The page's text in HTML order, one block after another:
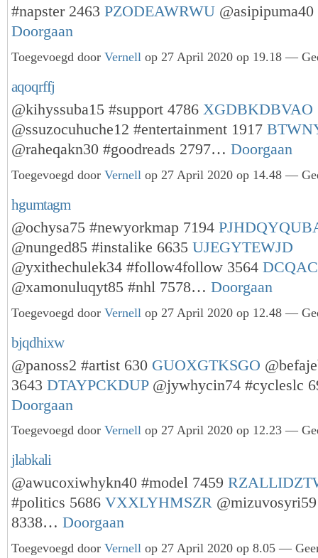
#napster 2463 PZODEAWRWU
Doorgaan
Toegevoegd door Vernell op 27 April 2020 op 19.18 —
aqoqrffj
@kihyssuba15 #support 4786 XGDBKDBVAO
@ssuzocuhuche12 #entertainment 1917
@raheqakn30 #goodreads 2797… Doorgaan
Toegevoegd door Vernell op 27 April 2020 op 14.48 —
hgumtagm
@ochysa75 #newyorkmap 7194
@nunged85 #instalike 6635 UJEGYTEWJD
@yxithechulek34 #follow4follow 3564
@xamonuluqyt85 #nhl 7578… Doorgaan
Toegevoegd door Vernell op 27 April 2020 op 12.48 —
bjqdhixw
@panoss2 #artist 630 GUOXGTKSGO
3643 DTAYPCKDUP@jywhycin74 #cycleslc
Doorgaan
Toegevoegd door Vernell op 27 April 2020 op 12.23 —
jlabkali
@awucoxiwhykn40 #model 7459
#politics 5686 VXXLYHMSZR
8338… Doorgaan
Toegevoegd door Vernell op 27 April 2020 op 8.05 —